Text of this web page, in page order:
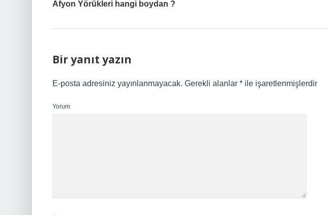
Afyon Yörükleri hangi boydan ?
Bir yanıt yazın
E-posta adresiniz yayınlanmayacak. Gerekli alanlar * ile işaretlenmişlerdir
Yorum